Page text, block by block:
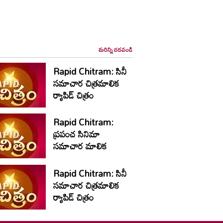
మరిన్ని చదవండి
Rapid Chitram: సినీ
సమాచార చిత్రమాలిక
ర్యాపిడ్‌ చిత్రం
Rapid Chitram:
ప్రపంచ సినిమా
సమాచార మాలిక
Rapid Chitram: సినీ
సమాచార చిత్రమాలిక
ర్యాపిడ్‌ చిత్రం